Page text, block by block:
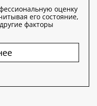
оценку
его состояние,
факторы